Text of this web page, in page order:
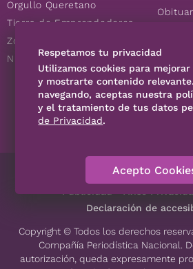
Orgullo Queretano
Tierra de Emprendedores
Zoociales
Nuevos Queretanos
Contáctanos Código
Declaración de
Copyright © Todos los derechos
Compañía Periodística Nacional.
autorización, queda expresamente
Respetamos tu privacidad
Utilizamos cookies para
y mostrarte contenido
navegando, aceptas nuestra
y el tratamiento de tus datos
de Privacidad.
Acepto